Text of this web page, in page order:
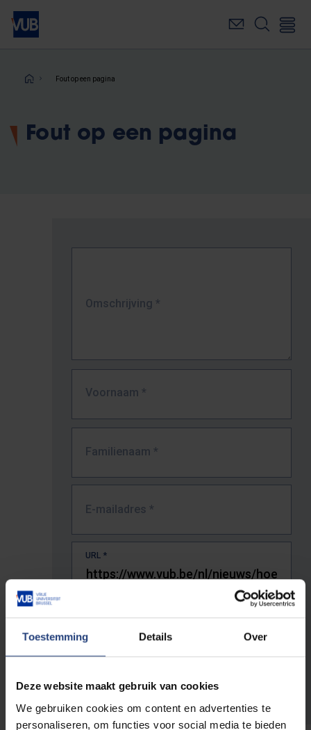
Toestemming Details Over
Deze website maakt gebruik van cookies
We gebruiken cookies om content en advertenties te
personaliseren, om functies voor social media te bieden
Overslaan
naar
inhoudKruimelpad
Fout op een pagina
Fout op een pagina
Omschrijving *
Voornaam *
Familienaam *
E-mailadres *
URL *
De volledige URL van de pagina waar je de fout zag.